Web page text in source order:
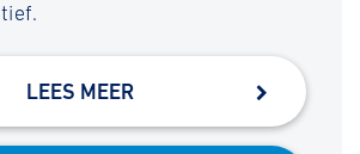
LEES MEER